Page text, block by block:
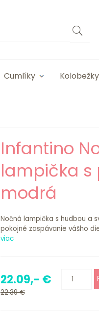
Cumlíky
Infantino
lampička s
modrá
Nočná lampička s hudbou a
pokojné zaspávanie vášho
viac
22.09,- €
22.39 €